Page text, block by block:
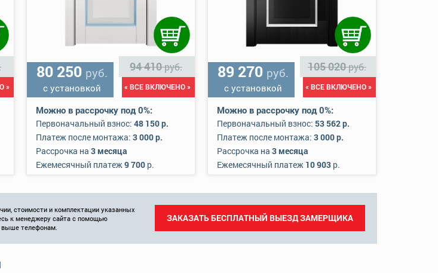
»
80 250 руб.
с установкой
94 410руб.
« ВСЕ ВКЛЮЧЕНО »
Можно в рассрочку под 0%:
Первоначальный взнос: 48 150 р.
Платеж после монтажа: 3 000 р.
Рассрочка на 3 месяца
Ежемесячный платеж9 700 р.
89 270 руб.
с установкой
105 020руб.
« ВСЕ ВКЛЮЧЕНО »
Можно в рассрочку под 0%:
Первоначальный взнос: 53 562 р.
Платеж после монтажа: 3 000 р.
Рассрочка на 3 месяца
Ежемесячный платеж 10 903 р.
ЗАКАЗАТЬ БЕСПЛАТНЫЙ ВЫЕЗД ЗАМЕРЩИКА
стоимости и комплектации указанных
к менеджеру сайта с помощью
выше телефонам.